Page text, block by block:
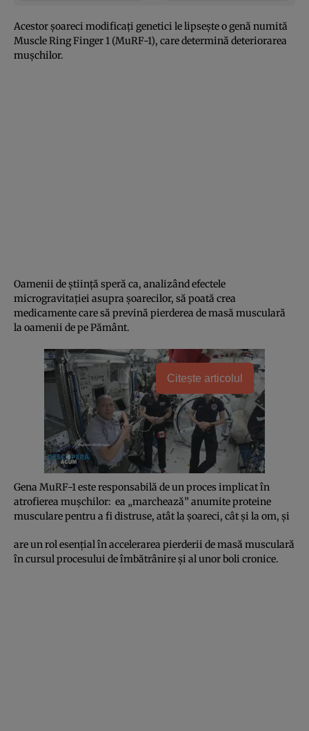
Acestor şoareci modificaţi genetici le lipseşte o genă numită
Muscle Ring Finger 1 (MuRF-1), care determină deteriorarea
muşchilor.
Oamenii de ştiinţă speră ca, analizând efectele
microgravitaţiei asupra şoarecilor, să poată crea
medicamente care să prevină pierderea de masă musculară
la oamenii de pe Pământ.
Citește articolul
Gena MuRF-1 este responsabilă de un proces implicat în
atrofierea muşchilor: ea „marchează” anumite proteine
musculare pentru a fi distruse, atât la şoareci, cât şi la om, şi
are un rol esenţial în accelerarea pierderii de masă musculară
în cursul procesului de îmbătrânire şi al unor boli cronice.